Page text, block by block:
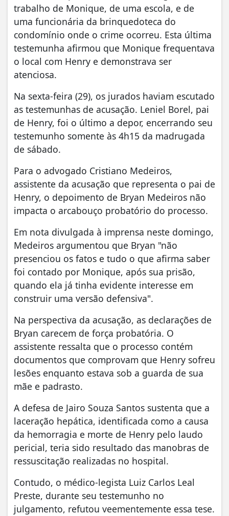
trabalho de Monique, de uma escola, e de
uma funcionária da brinquedoteca do
condomínio onde o crime ocorreu. Esta última
testemunha afirmou que Monique frequentava
o local com Henry e demonstrava ser
atenciosa.
Na sexta-feira (29), os jurados haviam escutado
as testemunhas de acusação. Leniel Borel, pai
de Henry, foi o último a depor, encerrando seu
testemunho somente às 4h15 da madrugada
de sábado.
Para o advogado Cristiano Medeiros,
assistente da acusação que representa o pai de
Henry, o depoimento de Bryan Medeiros não
impacta o arcabouço probatório do processo.
Em nota divulgada à imprensa neste domingo,
Medeiros argumentou que Bryan "não
presenciou os fatos e tudo o que afirma saber
foi contado por Monique, após sua prisão,
quando ela já tinha evidente interesse em
construir uma versão defensiva".
Na perspectiva da acusação, as declarações de
Bryan carecem de força probatória. O
assistente ressalta que o processo contém
documentos que comprovam que Henry sofreu
lesões enquanto estava sob a guarda de sua
mãe e padrasto.
A defesa de Jairo Souza Santos sustenta que a
laceração hepática, identificada como a causa
da hemorragia e morte de Henry pelo laudo
pericial, teria sido resultado das manobras de
ressuscitação realizadas no hospital.
Contudo, o médico-legista Luiz Carlos Leal
Preste, durante seu testemunho no
julgamento, refutou veementemente essa tese.